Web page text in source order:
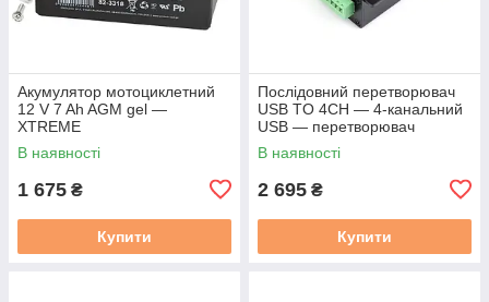
Акумулятор мотоциклетний
12 V 7 Ah AGM gel —
XTREME
В наявності
1 675 ₴
Купити
Послідовний перетворювач
USB TO 4CH — 4-канальний
USB — перетворювач
RS232/485/422/TTL
В наявності
2 695 ₴
Купити